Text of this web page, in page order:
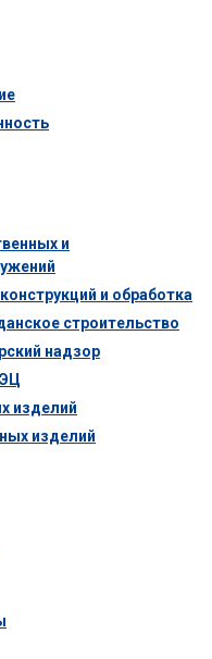
и
и обработка
строительство
надзор
изделий
изделий